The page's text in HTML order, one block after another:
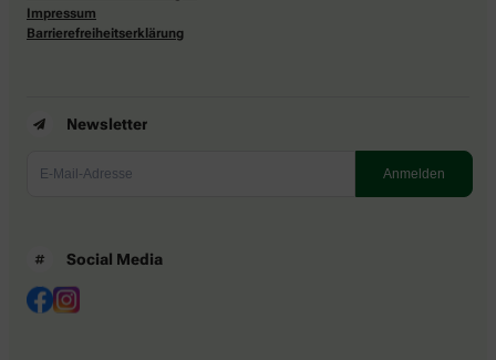
Impressum
Barrierefreiheitserklärung
Newsletter
Social Media